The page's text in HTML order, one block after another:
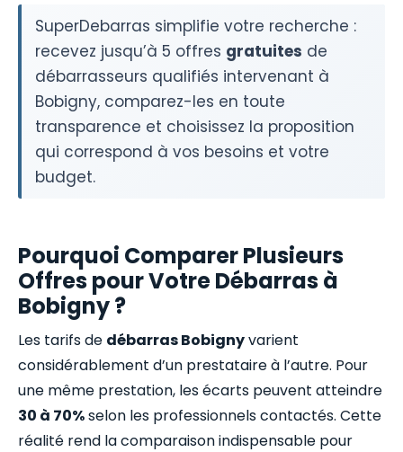
SuperDebarras simplifie votre recherche :
recevez jusqu’à 5 offres gratuites de
débarrasseurs qualifiés intervenant à
Bobigny, comparez-les en toute
transparence et choisissez la proposition
qui correspond à vos besoins et votre
budget.
Pourquoi Comparer Plusieurs
Offres pour Votre Débarras à
Bobigny ?
Les tarifs de débarras Bobignyvarient
considérablement d’un prestataire à l’autre. Pour
une même prestation, les écarts peuvent atteindre
30 à 70%selon les professionnels contactés. Cette
réalité rend la comparaison indispensable pour